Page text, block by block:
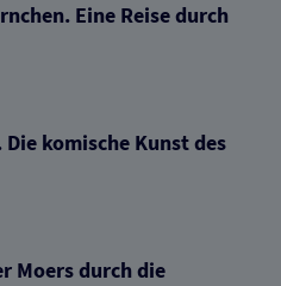
Eine Reise durch
komische Kunst des
Moers durch die